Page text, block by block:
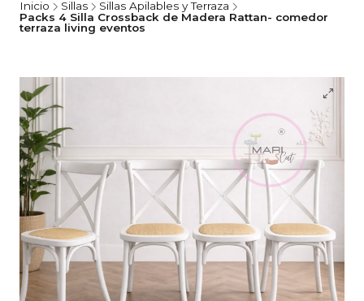
Inicio Sillas
Sillas Apilables y Terraza
Packs 4 Silla Crossback de Madera Rattan- comedor
terraza living eventos